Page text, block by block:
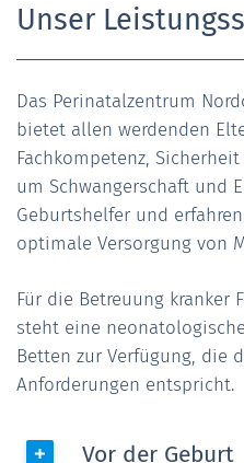
Unser
Das Perinatalzentrum
bietet allen werdenden
Fachkompetenz,
um Schwangerschaft und
Geburtshelfer und
optimale Versorgung von
Für die Betreuung kranker
steht eine
Betten zur Verfügung, die
Anforderungen entspricht.
Vor der Geburt